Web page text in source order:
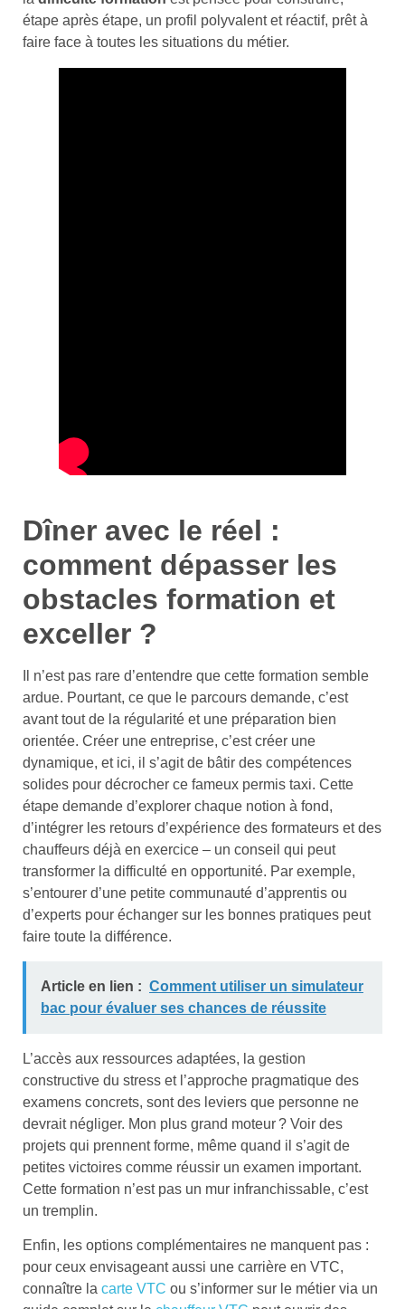
étape après étape, un profil polyvalent et réactif, prêt à
faire face à toutes les situations du métier.
Dîner avec le réel :
comment dépasser les
obstacles formation et
exceller ?
Il n’est pas rare d’entendre que cette formation semble
ardue. Pourtant, ce que le parcours demande, c’est
avant tout de la régularité et une préparation bien
orientée. Créer une entreprise, c’est créer une
dynamique, et ici, il s’agit de bâtir des compétences
solides pour décrocher ce fameux permis taxi. Cette
étape demande d’explorer chaque notion à fond,
d’intégrer les retours d’expérience des formateurs et des
chauffeurs déjà en exercice – un conseil qui peut
transformer la difficulté en opportunité. Par exemple,
s’entourer d’une petite communauté d’apprentis ou
d’experts pour échanger sur les bonnes pratiques peut
faire toute la différence.
Article en lien : Comment utiliser un simulateur
bac pour évaluer ses chances de réussite
L’accès aux ressources adaptées, la gestion
constructive du stress et l’approche pragmatique des
examens concrets, sont des leviers que personne ne
devrait négliger. Mon plus grand moteur ? Voir des
projets qui prennent forme, même quand il s’agit de
petites victoires comme réussir un examen important.
Cette formation n’est pas un mur infranchissable, c’est
un tremplin.
Enfin, les options complémentaires ne manquent pas :
pour ceux envisageant aussi une carrière en VTC,
connaître la carte VTC ou s’informer sur le métier via un